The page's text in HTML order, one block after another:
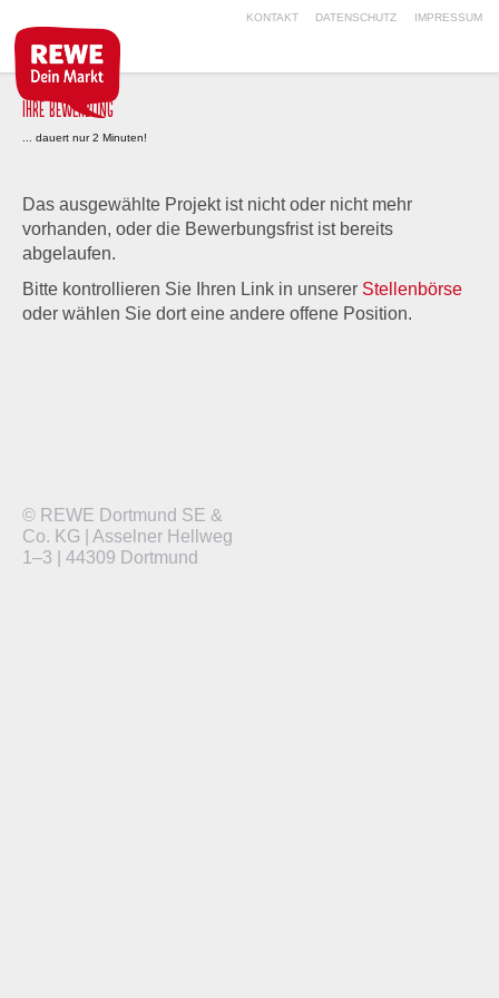
KONTAKT DATENSCHUTZ IMPRESSUM
IHRE BEWERBUNG
... dauert nur 2 Minuten!
Das ausgewählte Projekt ist nicht oder nicht mehr
vorhanden, oder die Bewerbungsfrist ist bereits
abgelaufen.
Bitte kontrollieren Sie Ihren Link in unserer Stellenbörse
oder wählen Sie dort eine andere offene Position.
© REWE Dortmund SE &
Co. KG | Asselner Hellweg
1–3 | 44309 Dortmund